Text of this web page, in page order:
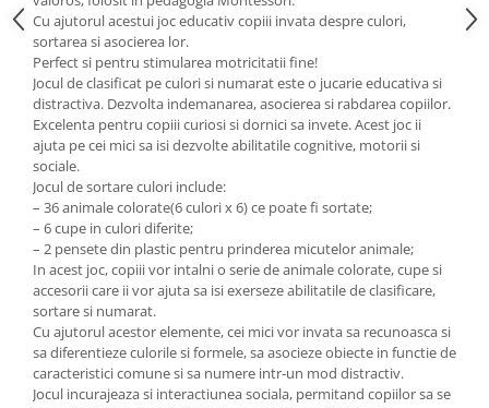
Cu ajutorul acestui joc educativ copiii invata despre culori,
sortarea si asocierea lor.
Perfect si pentru stimularea motricitatii fine!
Jocul de clasificat pe culori si numarat este o jucarie educativa si
distractiva. Dezvolta indemanarea, asocierea si rabdarea copiilor.
Excelenta pentru copiii curiosi si dornici sa invete. Acest joc ii
ajuta pe cei mici sa isi dezvolte abilitatile cognitive, motorii si
sociale.
Jocul de sortare culori include:
– 36 animale colorate(6 culori x 6) ce poate fi sortate;
– 6 cupe in culori diferite;
– 2 pensete din plastic pentru prinderea micutelor animale;
In acest joc, copiii vor intalni o serie de animale colorate, cupe si
accesorii care ii vor ajuta sa isi exerseze abilitatile de clasificare,
sortare si numarat.
Cu ajutorul acestor elemente, cei mici vor invata sa recunoasca si
sa diferentieze culorile si formele, sa asocieze obiecte in functie de
caracteristici comune si sa numere intr-un mod distractiv.
Jocul incurajeaza si interactiunea sociala, permitand copiilor sa se